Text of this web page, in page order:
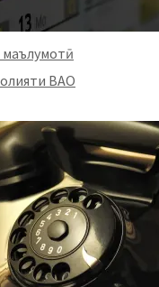
маълумотӣ
ВАО